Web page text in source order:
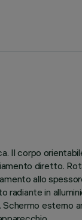
Il corpo
diretto.
allo
in
esterno